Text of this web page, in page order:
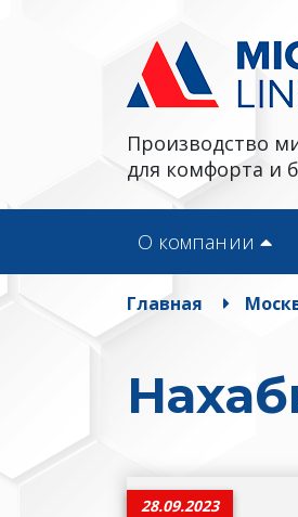
Производство
для комфорта и
О компании
Главная
28.09.2023